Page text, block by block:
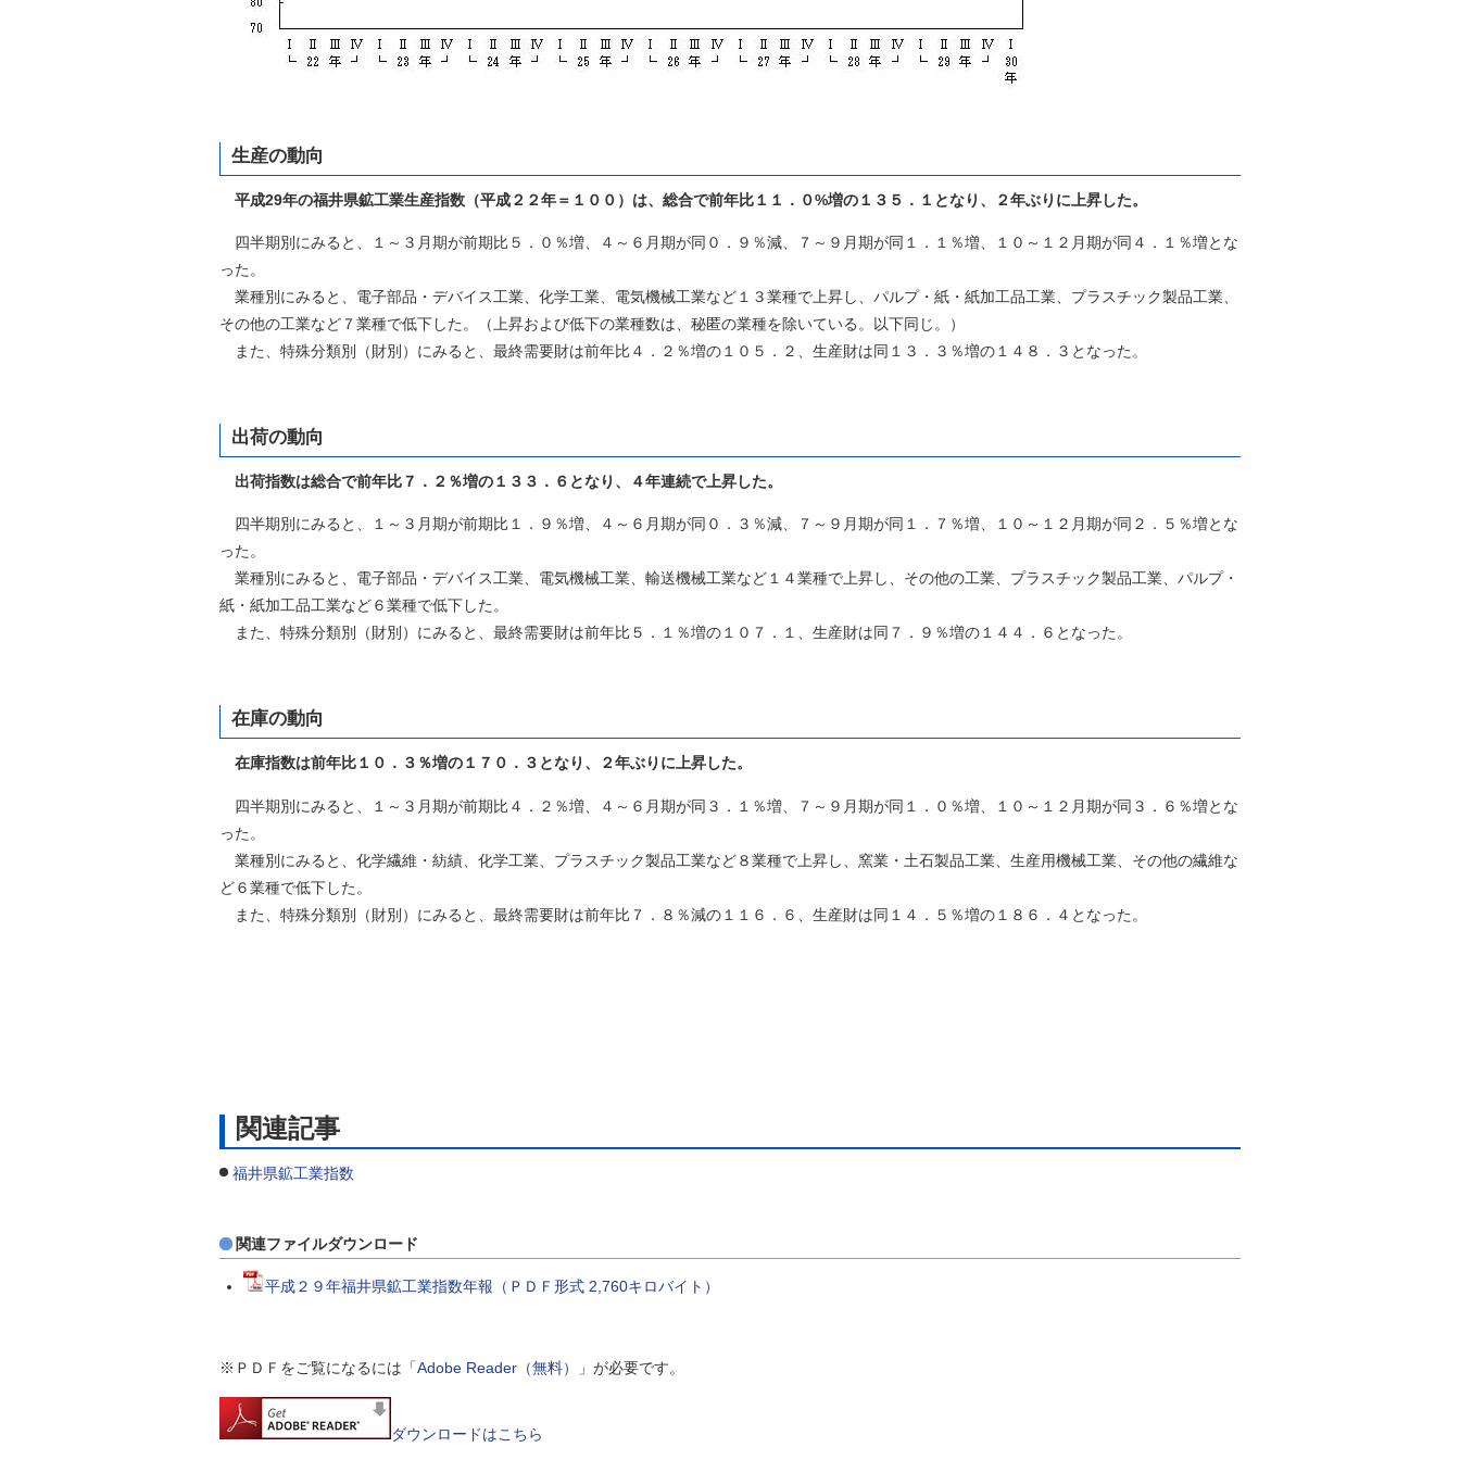
生産の動向
平成29年の福井県鉱工業生産指数（平成２２年＝１００）は、総合で前年比１１．０%増の１３５．１となり、２年ぶりに上昇した。
四半期別にみると、１～３月期が前期比５．０％増、４～６月期が同０．９％減、７～９月期が同１．１％増、１０～１２月期が同４．１％増とな
った。
業種別にみると、電子部品・デバイス工業、化学工業、電気機械工業など１３業種で上昇し、パルプ・紙・紙加工品工業、プラスチック製品工業、
その他の工業など７業種で低下した。（上昇および低下の業種数は、秘匿の業種を除いている。以下同じ。）
また、特殊分類別（財別）にみると、最終需要財は前年比４．２％増の１０５．２、生産財は同１３．３％増の１４８．３となった。
出荷の動向
出荷指数は総合で前年比７．２％増の１３３．６ となり、４年連続で上昇した。
四半期別にみると、１～３月期が前期比１．９％増、４～６月期が同０．３％減、７～９月期が同１．７％増、１０～１２月期が同２．５％増とな
った。
業種別にみると、電子部品・デバイス工業、電気機械工業、輸送機械工業など１４業種で上昇し、その他の工業、プラスチック製品工業、パルプ・
紙・紙加工品工業など６業種で低下した。
また、特殊分類別（財別）にみると、最終需要財は前年比５．１％増の１０７．１、生産財は同７．９％増の１４４．６となった。
在庫の動向
在庫指数は前年比１０．３％増の１７０．３となり、２年ぶりに上昇した。
四半期別にみると、１～３月期が前期比４．２％増、４～６月期が同３．１％増、７～９月期が同１．０％増、１０～１２月期が同３．６％増とな
った。
業種別にみると、化学繊維・紡績、化学工業、プラスチック製品工業など８業種で上昇し、窯業・土石製品工業、生産用機械工業、その他の繊維な
ど６業種で低下した。
また、特殊分類別（財別）にみると、最終需要財は前年比７．８％減の１１６．６、生産財は同１４．５％増の１８６．４となった。
関連記事
福井県鉱工業指数
関連ファイルダウンロード
平成２９年福井県鉱工業指数年報（ＰＤＦ形式 2,760キロバイト）
※ＰＤＦをご覧になるには「Adobe Reader（無料） 」が必要です。
ダウンロードはこちら